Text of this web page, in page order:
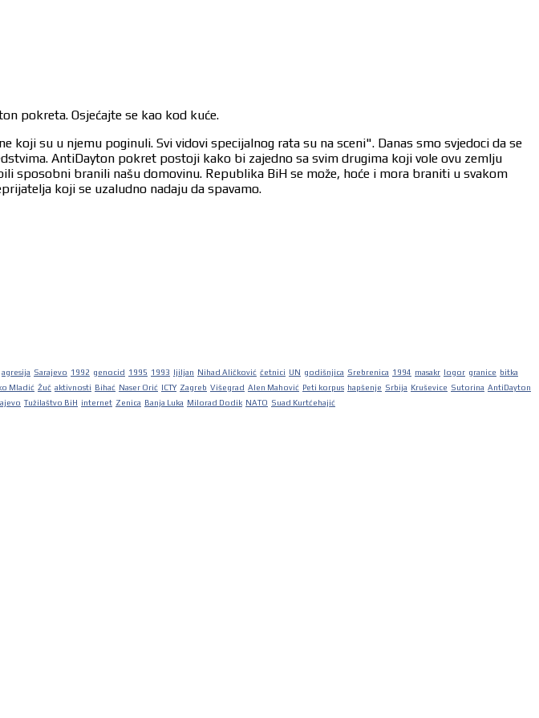
pokreta. Osjećajte se kao kod kuće.
su u njemu poginuli. Svi vidovi specijalnog rata su na sceni". Danas smo svjedoci da se
AntiDayton pokret postoji kako bi zajedno sa svim drugima koji vole ovu zemlju
branili našu domovinu. Republika BiH se može, hoće i mora braniti u svakom
koji se uzaludno nadaju da spavamo.
agresija Sarajevo 1992 genocid 1995 1993 ljiljan Nihad Aličković četnici UN godišnjica Srebrenica 1994 masakr logor granice bitka
Mladić Žuč aktivnosti Bihać Naser Orić ICTY Zagreb Višegrad Alen Mahović Peti korpus hapšenje Srbija Kruševice Sutorina AntiDayton
Tužilaštvo BiH internet Zenica Banja Luka Milorad Dodik NATO Suad Kurtćehajić